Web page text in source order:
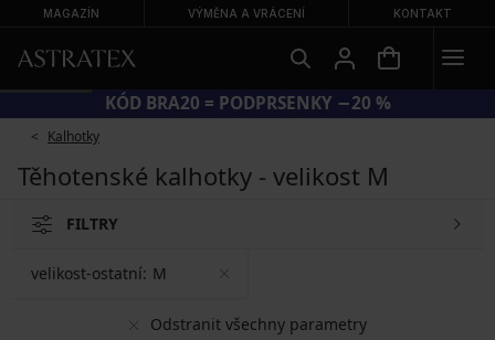
MAGAZÍN VÝMĚNA A VRÁCENÍ KONTAKT
KÓD BRA20 = PODPRSENKY −20 %
Kalhotky
Těhotenské kalhotky - velikost M
FILTRY
Odstranit všechny parametry
velikost-ostatní: M